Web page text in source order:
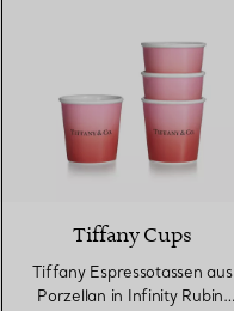
Tiffany Cups
Tiffany Espressotassen aus
Porzellan in Infinity Rubin,